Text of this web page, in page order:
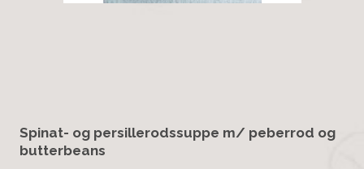
Spinat- og persillerodssuppe m/ peberrod og
butterbeans